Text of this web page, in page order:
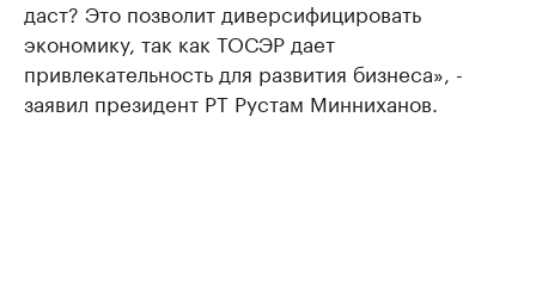
даст? Это позволит диверсифицировать
экономику, так как ТОСЭР дает
привлекательность для развития бизнеса», -
заявил президент РТ Рустам Минниханов.